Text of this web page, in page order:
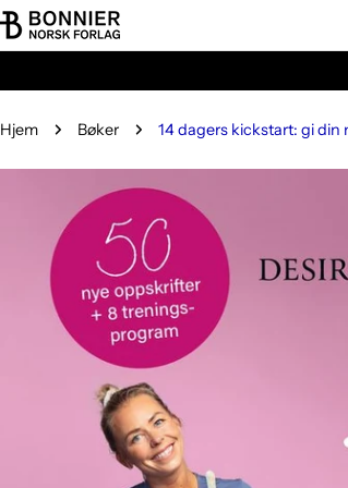
Hopp
til
Hjem Bøker 14 dagers kickstart: gi din
produktinformasjon